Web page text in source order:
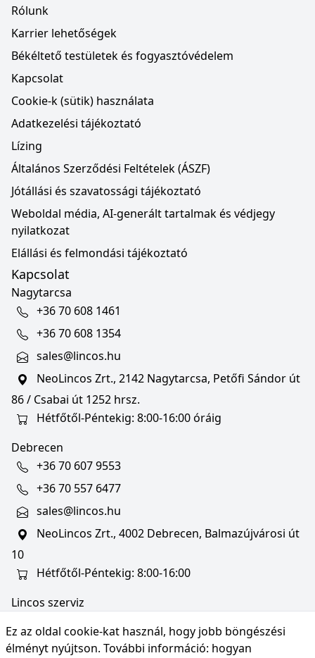
Ez az oldal cookie-kat használ, hogy jobb böngészési
élményt nyújtson. További információ: hogyan
Rólunk
Karrier lehetőségek
Békéltető testületek és fogyasztóvédelem
Kapcsolat
Cookie-k (sütik) használata
Adatkezelési tájékoztató
Lízing
Általános Szerződési Feltételek (ÁSZF)
Jótállási és szavatossági tájékoztató
Weboldal média, AI-generált tartalmak és védjegy
nyilatkozat
Elállási és felmondási tájékoztató
Kapcsolat
Nagytarcsa
+36 70 608 1461
+36 70 608 1354
sales@lincos.hu
NeoLincos Zrt., 2142 Nagytarcsa, Petőfi Sándor út
86 / Csabai út 1252 hrsz.
Hétfőtől-Péntekig: 8:00-16:00 óráig
Debrecen
+36 70 607 9553
+36 70 557 6477
sales@lincos.hu
NeoLincos Zrt., 4002 Debrecen, Balmazújvárosi út
10
Hétfőtől-Péntekig: 8:00-16:00
Lincos szerviz
NeoLincos Zrt., 4002 Debrecen, Balmazújvárosi út